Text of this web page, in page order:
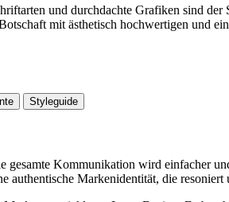
und durchdachte Grafiken sind
mit ästhetisch hochwertigen und
Styleguide
gesamte Kommunikation wird einfacher
authentische Markenidentität, die resoniert